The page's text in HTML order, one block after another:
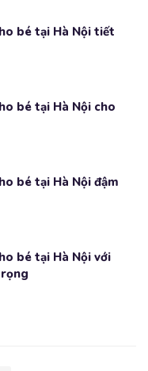
bé tại Hà Nội tiết
bé tại Hà Nội cho
bé tại Hà Nội đậm
bé tại Hà Nội với